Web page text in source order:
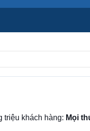
triệu khách hàng: Mọi